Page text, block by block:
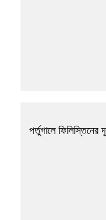
পর্তুগালে ফিলিস্তিনের